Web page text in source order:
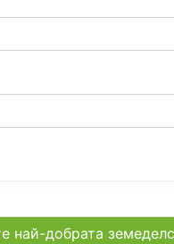
най-добрата